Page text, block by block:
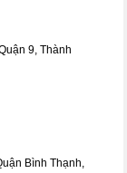
9, Thành
Bình Thạnh,